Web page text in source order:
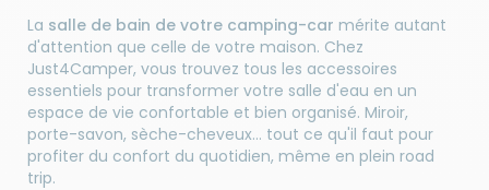
La salle de bain de votre camping-car mérite autant
d'attention que celle de votre maison. Chez
Just4Camper, vous trouvez tous les accessoires
essentiels pour transformer votre salle d'eau en un
espace de vie confortable et bien organisé. Miroir,
porte-savon, sèche-cheveux… tout ce qu'il faut pour
profiter du confort du quotidien, même en plein road
trip.